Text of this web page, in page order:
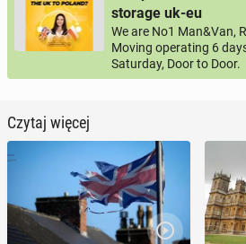
storage uk-eu
We are No1 Man&Van,
Moving operating 6
Saturday, Door to Door.
Czytaj więcej